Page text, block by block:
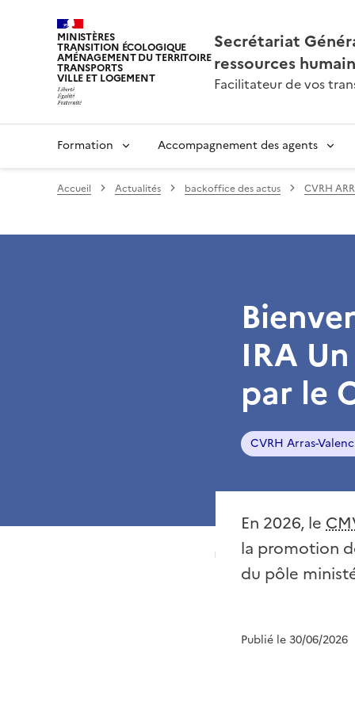
MINISTÈRES
TRANSITION ÉCOLOGIQUE
AMÉNAGEMENT DU TERRITOIRE
TRANSPORTS
VILLE ET LOGEMENT
Secrétariat
ressources
Facilitateur de vos
Formation Accompagnement des agents
Accueil Actualités backoffice des actus CVRH
IRA
par le
CVRH Arras-
En 2026, le
la promotion
du pôle
Publié le 30/06/2026